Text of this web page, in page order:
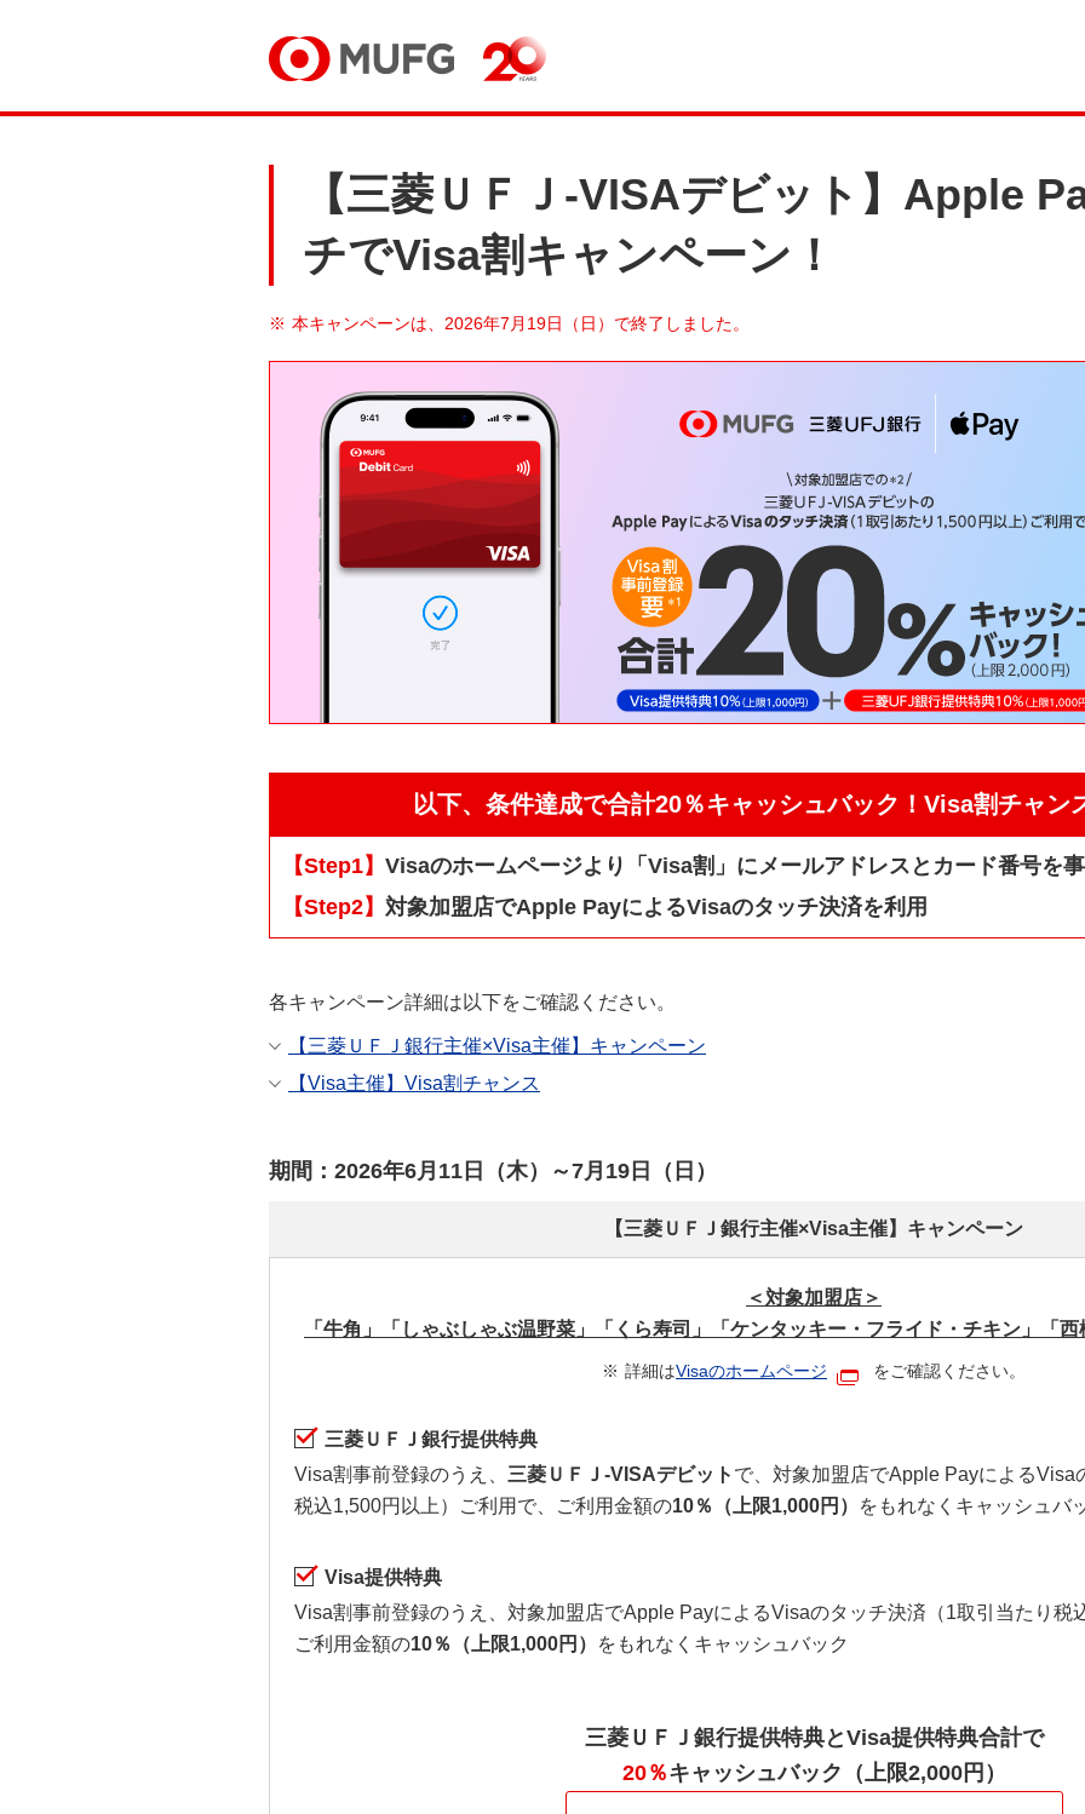
【三菱ＵＦＪ-VISAデビット】Apple
チでVisa割キャンペーン！
本キャンペーンは、2026年7月19日（日）で終了しました。
以下、条件達成で合計20％キャッシュバック！Visa割チャン
【Step1】 Visaのホームページより「Visa割」にメールアドレスとカード番号を
【Step2】 対象加盟店でApple PayによるVisaのタッチ決済を利用
各キャンペーン詳細は以下をご確認ください。
【三菱ＵＦＪ銀行主催×Visa主催】キャンペーン
【Visa主催】Visa割チャンス
期間：2026年6月11日（木）～7月19日（日）
【三菱ＵＦＪ銀行主催×Visa主催】キャンペーン
＜対象加盟店＞
「牛角」「しゃぶしゃぶ温野菜」「くら寿司」「ケンタッキー・フライド・チキン」「
詳細はVisaのホームページ をご確認ください。
三菱ＵＦＪ銀行提供特典
Visa割事前登録のうえ、 三菱ＵＦＪ-VISAデビット で、対象加盟店でApple PayによるVisa
税込1,500円以上）ご利用で、ご利用金額の10％（上限1,000円） をもれなくキャッシュバ
Visa提供特典
Visa割事前登録のうえ、対象加盟店でApple PayによるVisaのタッチ決済（1取引当たり税
ご利用金額の10％（上限1,000円） をもれなくキャッシュバック
三菱ＵＦＪ銀行提供特典とVisa提供特典合計で
20％キャッシュバック（上限2,000円）